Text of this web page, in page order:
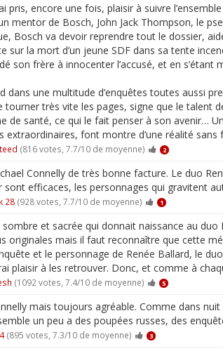
pris, encore une fois, plaisir à suivre
mentor de Bosch, John Jack Thompson, le
Bosch va devoir reprendre tout le dossier,
sur la mort d’un jeune SDF dans sa tente
son frère à innocenter l’accusé, et en
dans une multitude d’enquêtes toutes aussi
tourner très vite les pages, signe que le
de santé, ce qui le fait penser à son avenir…
extraordinaires, font montre d’une réalité
(816 votes, 7.7/10 de moyenne) 2
Connelly de très bonne facture. Le duo
sont efficaces, les personnages qui gravitent
28(928 votes, 7.7/10 de moyenne) 1
et sacrée qui donnait naissance au
originales mais il faut reconnaître que cette
et le personnage de Renée Ballard, le
plaisir à les retrouver. Donc, et comme à
(1092 votes, 7.4/10 de moyenne) 5
mais toujours agréable. Comme dans
un peu a des poupées russes, des
(895 votes, 7.3/10 de moyenne) 3